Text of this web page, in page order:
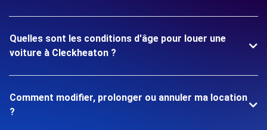
Quelles sont les conditions d'âge pour louer une
voiture à Cleckheaton ?
Comment modifier, prolonger ou annuler ma location
?